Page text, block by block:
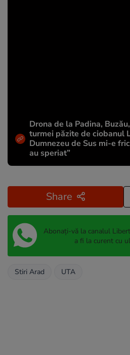
Drona de la Padina,
turmei păzite de ciobanul
Dumnezeu de Sus mi-e
au speriat”
Share
Abonați-vă la canalul
a fi la curent cu
Stiri Arad UTA